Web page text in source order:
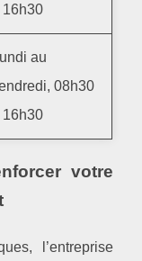
16h30
au
08h30
16h30
votre
l’entreprise